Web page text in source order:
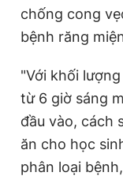
chống cong
bệnh răng
"Với khối
từ 6 giờ sáng
đầu vào, cách
ăn cho học
phân loại